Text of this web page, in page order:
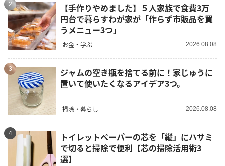
2
【手作りやめました】５人家族で食費3万
円台で暮らすわが家が「作らず市販品を買
うメニュー3つ」
お金・学ぶ 2026.08.08
3
ジャムの空き瓶を捨てる前に！家じゅうに
置いて使いたくなるアイデア3つ。
掃除・暮らし 2026.08.08
4
トイレットペーパーの芯を「縦」にハサミ
で切ると掃除で便利【芯の掃除活用術3
選】